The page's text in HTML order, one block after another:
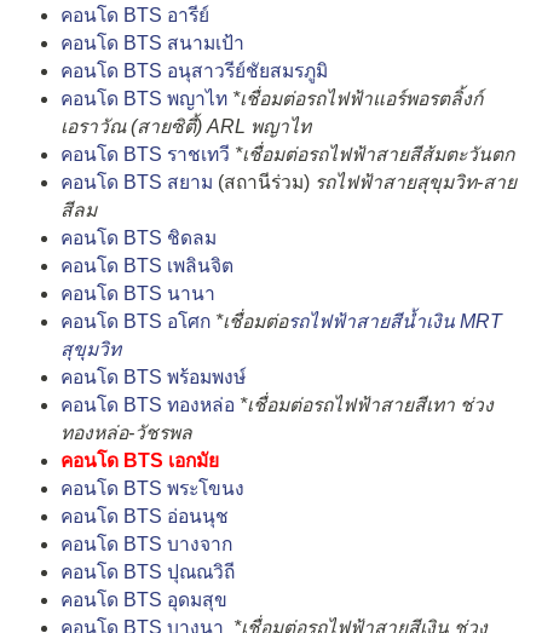
คอนโด BTS อารีย์
คอนโด BTS สนามเป้า
คอนโด BTS อนุสาวรีย์ชัยสมรภูมิ
คอนโด BTS พญาไท *เชื่อมต่อรถไฟฟ้าแอร์พอรตลิ้งก์
เอราวัณ (สายซิตี้) ARL พญาไท
คอนโด BTS ราชเทวี *เชื่อมต่อรถไฟฟ้าสายสีส้มตะวันตก
คอนโด BTS สยาม (สถานีร่วม) รถไฟฟ้าสายสุขุมวิท-สาย
สีลม
คอนโด BTS ชิดลม
คอนโด BTS เพลินจิต
คอนโด BTS นานา
คอนโด BTS อโศก *เชื่อมต่อรถไฟฟ้าสายสีน้ำเงิน MRT
สุขุมวิท
คอนโด BTS พร้อมพงษ์
คอนโด BTS ทองหล่อ *เชื่อมต่อรถไฟฟ้าสายสีเทา ช่วง
ทองหล่อ-วัชรพล
คอนโด BTS เอกมัย
คอนโด BTS พระโขนง
คอนโด BTS อ่อนนุช
คอนโด BTS บางจาก
คอนโด BTS ปุณณวิถี
คอนโด BTS อุดมสุข
คอนโด BTS บางนา *เชื่อมต่อรถไฟฟ้าสายสีเงิน ช่วง